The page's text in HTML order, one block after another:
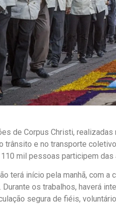
de Corpus Christi,
trânsito e no transporte
mil pessoas participem
terá início pela manhã, com
Durante os trabalhos, haverá
segura de fiéis,